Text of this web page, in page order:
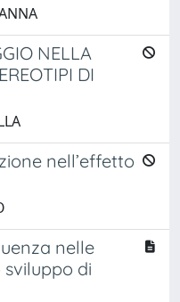
NELLA
DI
nell’effetto
nelle
sviluppo di